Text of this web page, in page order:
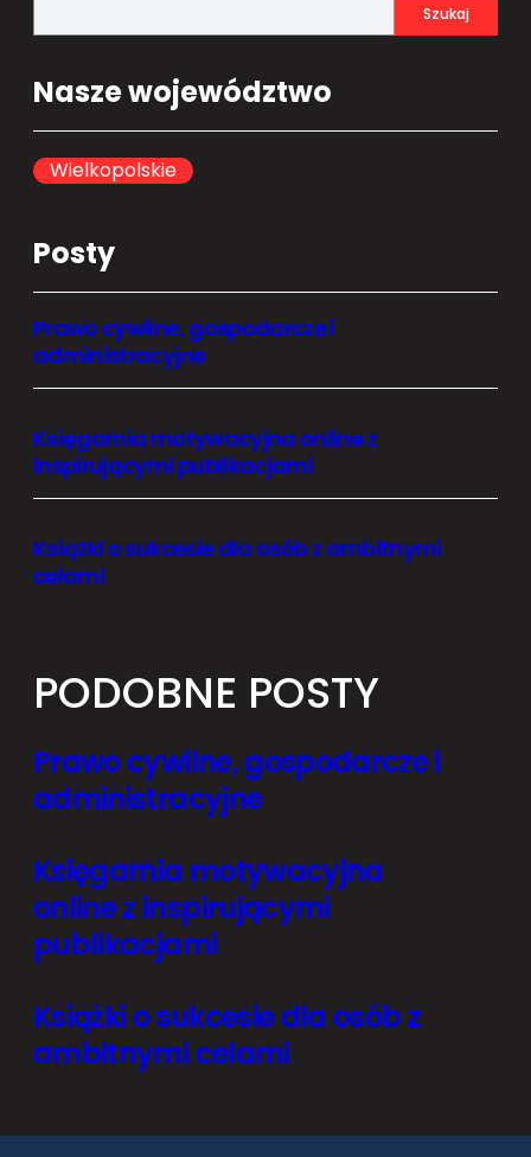
e
r
c
h
Szukaj
Nasze województwo
Wielkopolskie
Posty
Prawo cywilne, gospodarcze i
administracyjne
Księgarnia motywacyjna online z
inspirującymi publikacjami
Książki o sukcesie dla osób z ambitnymi
celami
PODOBNE POSTY
Prawo cywilne, gospodarcze i
administracyjne
Księgarnia motywacyjna
online z inspirującymi
publikacjami
Książki o sukcesie dla osób z
ambitnymi celami